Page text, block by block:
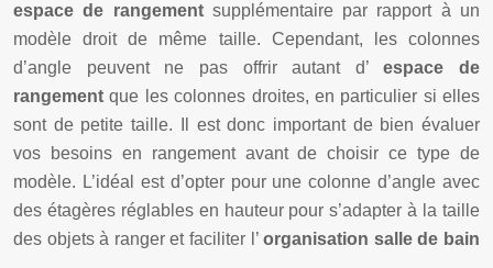
espace de rangement supplémentaire par rapport à un
modèle droit de même taille. Cependant, les colonnes
d’angle peuvent ne pas offrir autant d’espace de
rangementque les colonnes droites, en particulier si elles
sont de petite taille. Il est donc important de bien évaluer
vos besoins en rangement avant de choisir ce type de
modèle. L’idéal est d’opter pour une colonne d’angle avec
des étagères réglables en hauteur pour s’adapter à la taille
des objets à ranger et faciliter l’organisation salle de bain